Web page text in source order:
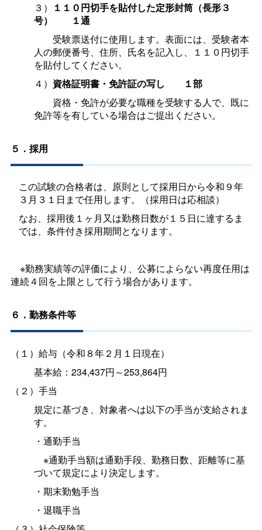
３）
１１０円切手を貼付した定形封筒（長形３
号）
１通
受験票送付に使用します。表面には、受験者本
人の郵便番号、住所、氏名を記入し、１１０円切手
を貼付してください。
４） 資格証明書・免許証の写し
１部
資格・免許が必要な職種を受験する人で、既に
免許等を有している場合はご提出ください。
５．採用
この試験の合格者は、原則として採用日から令和９年
３月３１日まで任用します。（採用日は応相談）
なお、採用後１ヶ月又は勤務日数が１５日に達するま
では、条件付き採用期間となります。
※勤務実績等の評価により、公募によらない再度任用は
連続４回を上限として行う場合があります。
６．勤務条件等
（１）給与（令和８年２月１日現在）
基本給：234,437円～253,864円
（２）手当
規定に基づき、対象者へは以下の手当が支給されま
す。
・通勤手当
※通勤手当額は通勤手段、勤務日数、距離等に基
づいて規定により決定します。
・期末勤勉手当
・退職手当